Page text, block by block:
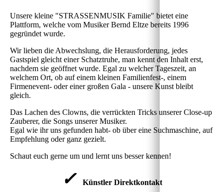
Unsere kleine "STRASSENMUSIK Familie" bietet eine
Plattform, welche vom Musiker Bernd Eltze bereits 1996
gegründet wurde.
Wir lieben die Abwechslung, die Herausforderung, jedes
Gastspiel gleicht einer Schatztruhe, man kennt den Inhalt erst,
nachdem sie geöffnet wurde. Egal zu welcher Tageszeit, an
welchem Ort, ob auf einem kleinen Familienfest-, einem
Firmenevent- oder einer großen Gala - unsere Kunst bleibt
gleich.
Das Lachen des Clowns, die verrückten Tricks unserer Close-up
Zauberer, die Songs unserer Musiker.
Egal wie ihr uns gefunden habt- ob über eine Suchmaschine, auf
Empfehlung oder ganz gezielt.
Schaut euch gerne um und lernt uns besser kennen!
✓ Künstler Direktkontakt